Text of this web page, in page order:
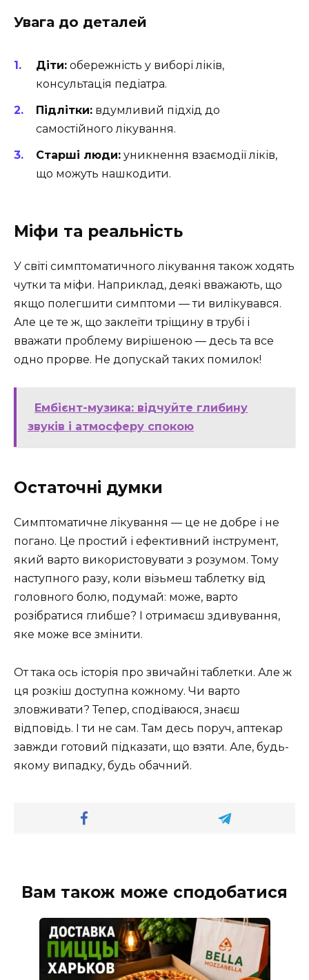
Увага до деталей
Діти: обережність у виборі ліків,
консультація педіатра.
Підлітки: вдумливий підхід до
самостійного лікування.
Старші люди: уникнення взаємодії ліків,
що можуть нашкодити.
Міфи та реальність
У світі симптоматичного лікування також ходять
чутки та міфи. Наприклад, деякі вважають, що
якщо полегшити симптоми — ти вилікувався.
Але це те ж, що заклеїти тріщину в трубі і
вважати проблему вирішеною — десь та все
одно прорве. Не допускай таких помилок!
Ембієнт-музика: відчуйте глибину
звуків і атмосферу спокою
Остаточні думки
Симптоматичне лікування — це не добре і не
погано. Це простий і ефективний інструмент,
який варто використовувати з розумом. Тому
наступного разу, коли візьмеш таблетку від
головного болю, подумай: може, варто
розібратися глибше? І отримаєш здивування,
яке може все змінити.
От така ось історія про звичайні таблетки. Але ж
ця розкіш доступна кожному. Чи варто
зловживати? Тепер, сподіваюся, знаєш
відповідь. І ти не сам. Там десь поруч, аптекар
завжди готовий підказати, що взяти. Але, будь-
якому випадку, будь обачний.
Вам також може сподобатися